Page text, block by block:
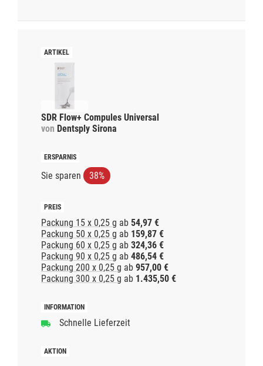
SDR Flow+ Compules Universal
von Dentsply Sirona
Sie sparen 38%
Packung 15 x 0,25 g ab 54,97 €
Packung 50 x 0,25 g ab 159,87 €
Packung 60 x 0,25 g ab 324,36 €
Packung 90 x 0,25 g ab 486,54 €
Packung 200 x 0,25 g ab 957,00 €
Packung 300 x 0,25 g ab 1.435,50 €
Schnelle Lieferzeit